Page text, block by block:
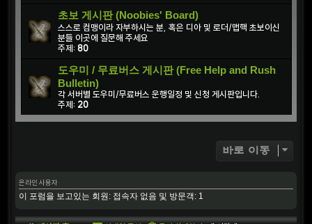
초보 게시판 (Noobies' Board)
스스로 컴맹이라 자부하시는 분, 혹은 디아 및 로더/맵핵 초보이신
분들 이곳에 질문해 주세요
주제: 80
도우미 / 무료버스 게시판 (Free Help and Rush
Bulletin)
각 서버별 도우미/무료버스 운행일정 및 신청 게시판입니다.
주제: 20
바로 이동
온라인 사용자
이 포럼을 보고있는 회원: 접속자 없음 및 방문객: 1